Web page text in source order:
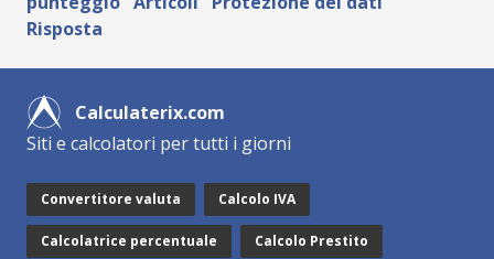
Risposta
Calculaterix.com
Siti e calcolatori per tutti i giorni
Convertitore valuta Calcolo IVA
Calcolatrice percentuale Calcolo Prestito